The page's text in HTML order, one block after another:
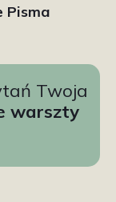
Pisma
Twoja
warszty